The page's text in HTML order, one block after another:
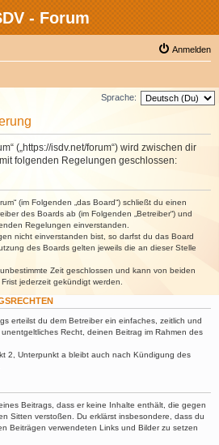
- Forum
Anmelden
Sprache:
(„https://isdv.net/forum“) wird zwischen dir
folgenden Regelungen geschlossen:
(im Folgenden „das Board“) schließt du einen
des Boards ab (im Folgenden „Betreiber“) und
Regelungen einverstanden.
nicht einverstanden bist, so darfst du das Board
des Boards gelten jeweils die an dieser Stelle
Zeit geschlossen und kann von beiden
jederzeit gekündigt werden.
erteilst du dem Betreiber ein einfaches, zeitlich und
Recht, deinen Beitrag im Rahmen des
2, Unterpunkt a bleibt auch nach Kündigung des
Beitrags, dass er keine Inhalte enthält, die gegen
Sitten verstoßen. Du erklärst insbesondere, dass du
Beiträgen verwendeten Links und Bilder zu setzen